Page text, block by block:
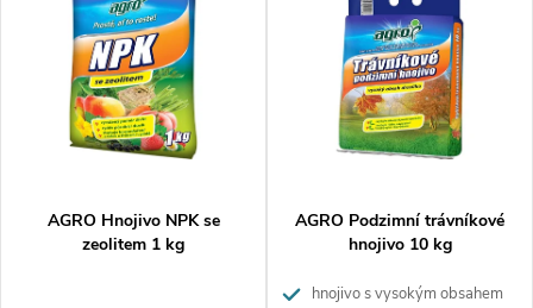
Nejprodávanější
Abecedně
AGRO Hnojivo NPK se
zeolitem 1 kg
AGRO Podzimní trávníkové
hnojivo 10 kg
hnojivo s vysokým obsahem